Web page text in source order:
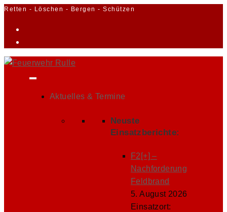
Zum
Retten - Löschen - Bergen - Schützen
Aktuelles & Termine
Neuste
Einsatzberichte:
F2[+] –
Nachforderung
Feldbrand
5. August 2026
Einsatzort: